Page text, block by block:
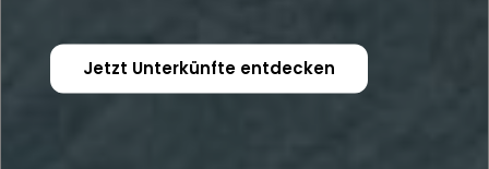
Jetzt Unterkünfte entdecken